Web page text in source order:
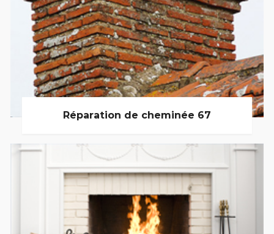
Réparation de cheminée 67